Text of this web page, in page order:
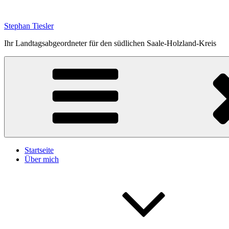
springen
Stephan Tiesler
Ihr Landtagsabgeordneter für den südlichen Saale-Holzland-Kreis
Startseite
Über mich